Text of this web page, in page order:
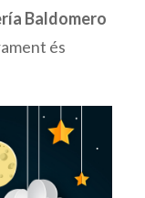
Baldomero
és